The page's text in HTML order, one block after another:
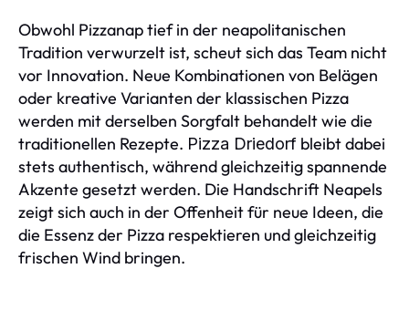
Obwohl Pizzanap tief in der neapolitanischen
Tradition verwurzelt ist, scheut sich das Team nicht
vor Innovation. Neue Kombinationen von Belägen
oder kreative Varianten der klassischen Pizza
werden mit derselben Sorgfalt behandelt wie die
traditionellen Rezepte. Pizza Driedorf bleibt dabei
stets authentisch, während gleichzeitig spannende
Akzente gesetzt werden. Die Handschrift Neapels
zeigt sich auch in der Offenheit für neue Ideen, die
die Essenz der Pizza respektieren und gleichzeitig
frischen Wind bringen.